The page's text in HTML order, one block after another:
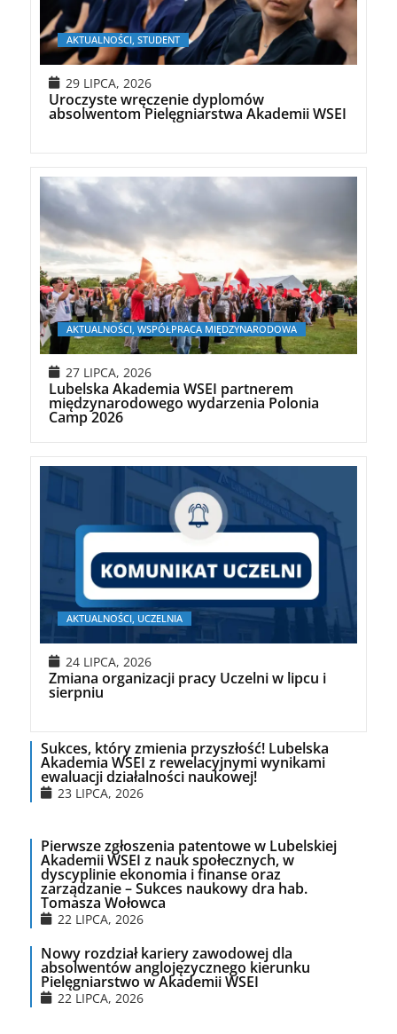
AKTUALNOŚCI, STUDENT
29 LIPCA, 2026
Uroczyste wręczenie dyplomów
absolwentom Pielęgniarstwa Akademii WSEI
AKTUALNOŚCI, WSPÓŁPRACA MIĘDZYNARODOWA
27 LIPCA, 2026
Lubelska Akademia WSEI partnerem
międzynarodowego wydarzenia Polonia
Camp 2026
AKTUALNOŚCI, UCZELNIA
24 LIPCA, 2026
Zmiana organizacji pracy Uczelni w lipcu i
sierpniu
Sukces, który zmienia przyszłość! Lubelska
Akademia WSEI z rewelacyjnymi wynikami
ewaluacji działalności naukowej!
23 LIPCA, 2026
Pierwsze zgłoszenia patentowe w Lubelskiej
Akademii WSEI z nauk społecznych, w
dyscyplinie ekonomia i finanse oraz
zarządzanie – Sukces naukowy dra hab.
Tomasza Wołowca
22 LIPCA, 2026
Nowy rozdział kariery zawodowej dla
absolwentów anglojęzycznego kierunku
Pielęgniarstwo w Akademii WSEI
22 LIPCA, 2026